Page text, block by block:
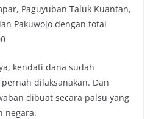
Paguyuban Taluk Kuantan,
Pakuwojo dengan total
kendati dana sudah
dilaksanakan. Dan
dibuat secara palsu yang
negara.